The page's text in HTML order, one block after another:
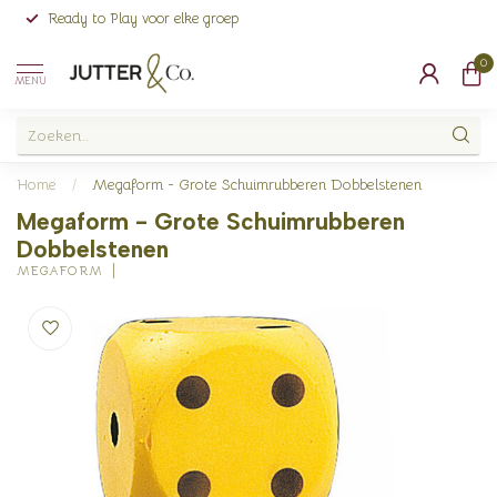
Ready to Play voor elke groep
MENU
0
Home / Megaform - Grote Schuimrubberen Dobbelstenen
Megaform - Grote Schuimrubberen
Dobbelstenen
MEGAFORM